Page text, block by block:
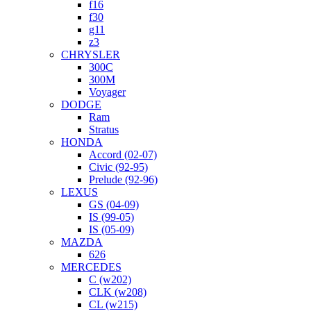
f16
f30
g11
z3
CHRYSLER
300C
300M
Voyager
DODGE
Ram
Stratus
HONDA
Accord (02-07)
Civic (92-95)
Prelude (92-96)
LEXUS
GS (04-09)
IS (99-05)
IS (05-09)
MAZDA
626
MERCEDES
C (w202)
CLK (w208)
CL (w215)